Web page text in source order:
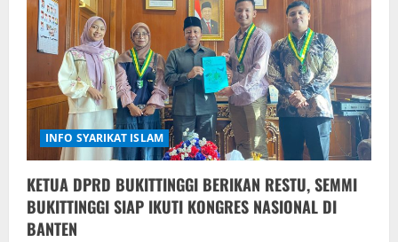
INFO SYARIKAT ISLAM
KETUA DPRD BUKITTINGGI BERIKAN RESTU, SEMMI
BUKITTINGGI SIAP IKUTI KONGRES NASIONAL DI
BANTEN